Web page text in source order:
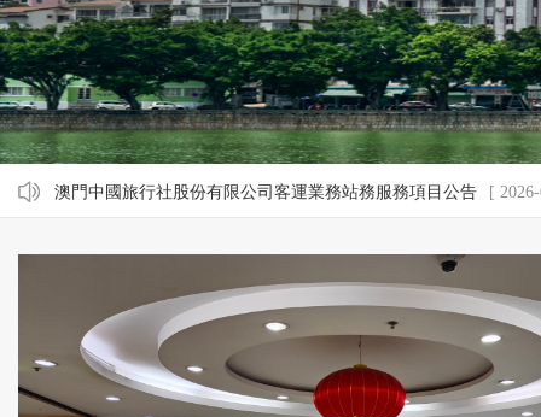
澳門中國旅行社股份有限公司客運業務站務服務項目公告 [